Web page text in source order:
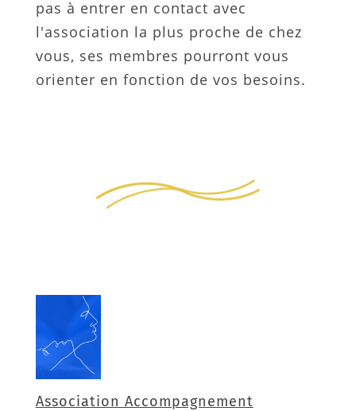
pas à entrer en contact avec
l'association la plus proche de chez
vous, ses membres pourront vous
orienter en fonction de vos besoins.
Association Accompagnement